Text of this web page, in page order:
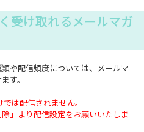
受け取れるメールマガ
や配信頻度については、メールマ
す。
は配信されません。
」より配信設定をお願いいたしま